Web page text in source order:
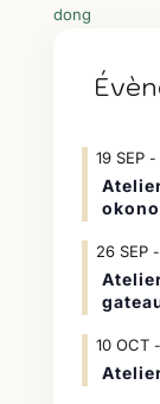
dong
19 SEP
26 SEP
10 OCT